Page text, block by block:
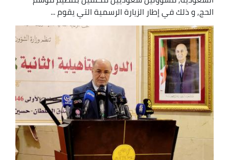
الحج, و ذلك في إطار ‏الزيارة الرسمية التي يقوم ...